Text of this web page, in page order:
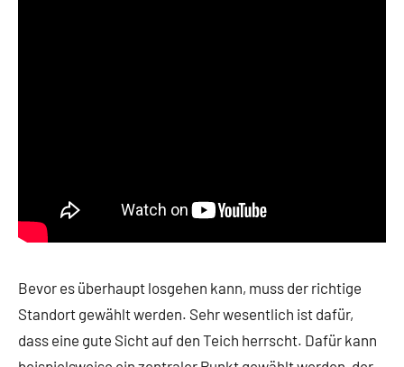
Bevor es überhaupt losgehen kann, muss der richtige
Standort gewählt werden. Sehr wesentlich ist dafür,
dass eine gute Sicht auf den Teich herrscht. Dafür kann